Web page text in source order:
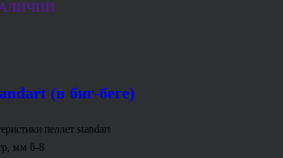
(в биг-беге)
пеллет standart
мм 6-8